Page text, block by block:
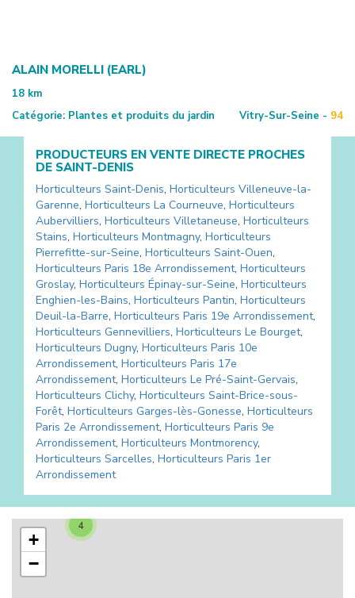
ALAIN MORELLI (EARL)
18 km
Catégorie: Plantes et produits du jardin Vitry-Sur-Seine - 94
PRODUCTEURS EN VENTE DIRECTE PROCHES
DE SAINT-DENIS
Horticulteurs Saint-Denis, Horticulteurs Villeneuve-la-
Garenne, Horticulteurs La Courneuve, Horticulteurs
Aubervilliers, Horticulteurs Villetaneuse, Horticulteurs
Stains, Horticulteurs Montmagny, Horticulteurs
Pierrefitte-sur-Seine, Horticulteurs Saint-Ouen,
Horticulteurs Paris 18e Arrondissement, Horticulteurs
Groslay, Horticulteurs Épinay-sur-Seine, Horticulteurs
Enghien-les-Bains, Horticulteurs Pantin, Horticulteurs
Deuil-la-Barre, Horticulteurs Paris 19e Arrondissement,
Horticulteurs Gennevilliers, Horticulteurs Le Bourget,
Horticulteurs Dugny, Horticulteurs Paris 10e
Arrondissement, Horticulteurs Paris 17e
Arrondissement, Horticulteurs Le Pré-Saint-Gervais,
Horticulteurs Clichy, Horticulteurs Saint-Brice-sous-
Forêt, Horticulteurs Garges-lès-Gonesse, Horticulteurs
Paris 2e Arrondissement, Horticulteurs Paris 9e
Arrondissement, Horticulteurs Montmorency,
Horticulteurs Sarcelles, Horticulteurs Paris 1er
Arrondissement
4
+
−